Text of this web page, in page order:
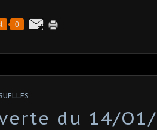
0
du 14/